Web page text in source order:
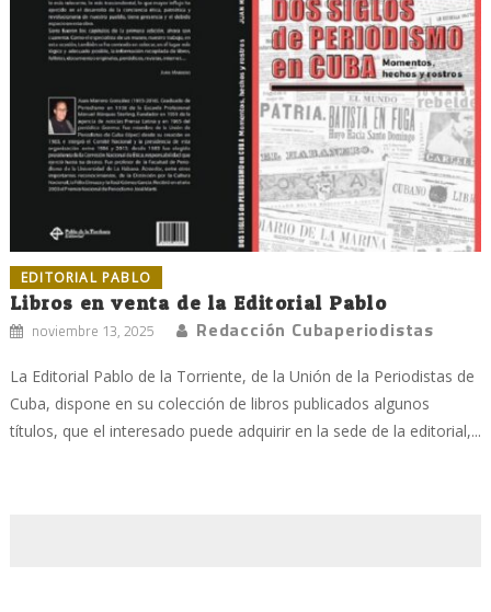
EDITORIAL PABLO
Libros en venta de la Editorial Pablo
noviembre 13, 2025 Redacción Cubaperiodistas
La Editorial Pablo de la Torriente, de la Unión de la Periodistas de
Cuba, dispone en su colección de libros publicados algunos
títulos, que el interesado puede adquirir en la sede de la editorial,...